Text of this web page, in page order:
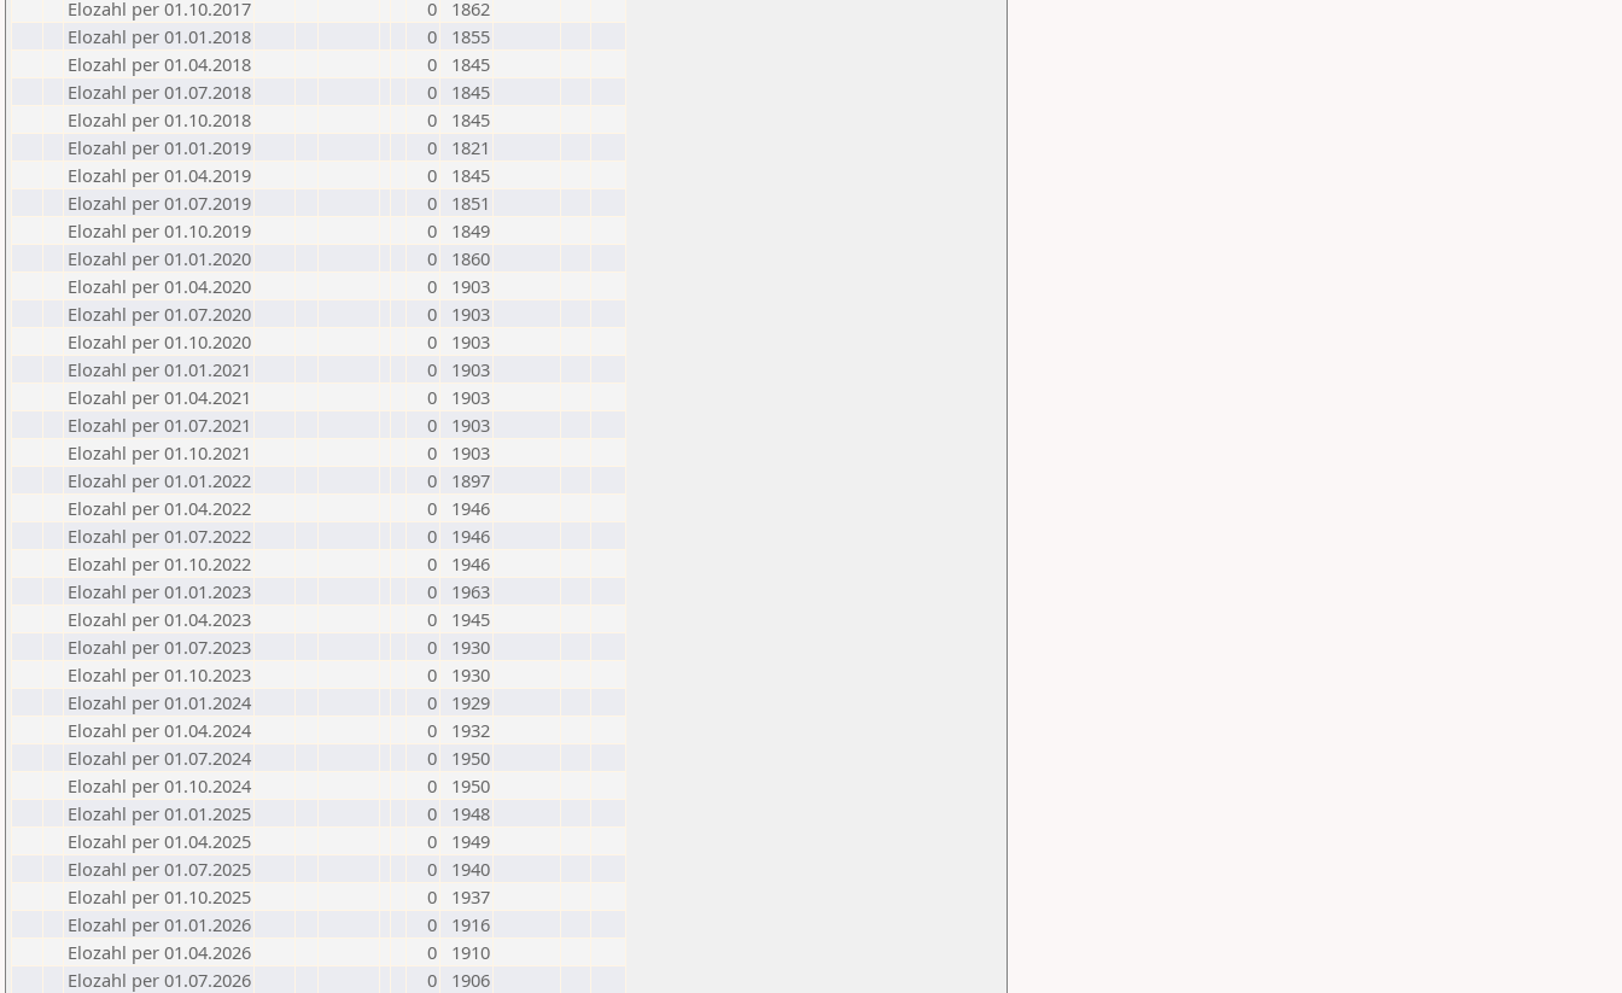
Elozahl per 01.10.2017
0
1862
Elozahl per 01.01.2018
0
1855
Elozahl per 01.04.2018
0
1845
Elozahl per 01.07.2018
0
1845
Elozahl per 01.10.2018
0
1845
Elozahl per 01.01.2019
0
1821
Elozahl per 01.04.2019
0
1845
Elozahl per 01.07.2019
0
1851
Elozahl per 01.10.2019
0
1849
Elozahl per 01.01.2020
0
1860
Elozahl per 01.04.2020
0
1903
Elozahl per 01.07.2020
0
1903
Elozahl per 01.10.2020
0
1903
Elozahl per 01.01.2021
0
1903
Elozahl per 01.04.2021
0
1903
Elozahl per 01.07.2021
0
1903
Elozahl per 01.10.2021
0
1903
Elozahl per 01.01.2022
0
1897
Elozahl per 01.04.2022
0
1946
Elozahl per 01.07.2022
0
1946
Elozahl per 01.10.2022
0
1946
Elozahl per 01.01.2023
0
1963
Elozahl per 01.04.2023
0
1945
Elozahl per 01.07.2023
0
1930
Elozahl per 01.10.2023
0
1930
Elozahl per 01.01.2024
0
1929
Elozahl per 01.04.2024
0
1932
Elozahl per 01.07.2024
0
1950
Elozahl per 01.10.2024
0
1950
Elozahl per 01.01.2025
0
1948
Elozahl per 01.04.2025
0
1949
Elozahl per 01.07.2025
0
1940
Elozahl per 01.10.2025
0
1937
Elozahl per 01.01.2026
0
1916
Elozahl per 01.04.2026
0
1910
Elozahl per 01.07.2026
0 1906